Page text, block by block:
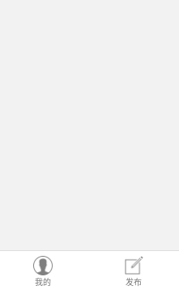
我的 发布